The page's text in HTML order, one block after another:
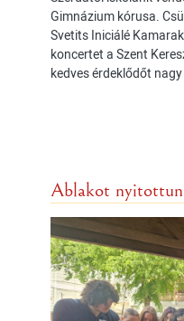
Gimnázium kórusa.
Svetits Iniciálé
koncertet a Szent
kedves érdeklődőt
Ablakot